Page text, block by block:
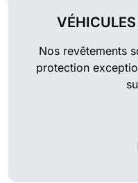
Nos revêtements
protection